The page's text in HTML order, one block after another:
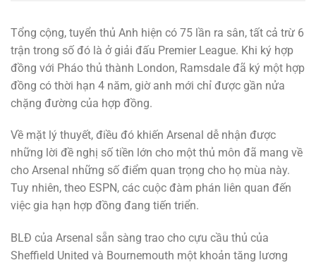
Tổng cộng, tuyển thủ Anh hiện có 75 lần ra sân, tất cả trừ 6
trận trong số đó là ở giải đấu Premier League. Khi ký hợp
đồng với Pháo thủ thành London, Ramsdale đã ký một hợp
đồng có thời hạn 4 năm, giờ anh mới chỉ được gần nửa
chặng đường của hợp đồng.
Về mặt lý thuyết, điều đó khiến Arsenal dễ nhận được
những lời đề nghị số tiền lớn cho một thủ môn đã mang về
cho Arsenal những số điểm quan trọng cho họ mùa này.
Tuy nhiên, theo ESPN, các cuộc đàm phán liên quan đến
việc gia hạn hợp đồng đang tiến triển.
BLĐ của Arsenal sẵn sàng trao cho cựu cầu thủ của
Sheffield United và Bournemouth một khoản tăng lương